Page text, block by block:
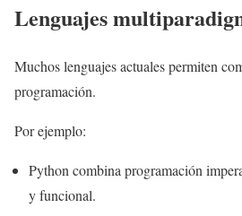
Lenguajes
Muchos lenguajes actuales permiten
programación.
Por ejemplo:
Python combina programación
y funcional.